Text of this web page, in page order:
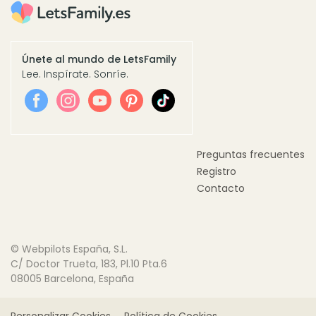
Únete al mundo de LetsFamily
Lee. Inspírate. Sonríe.
Preguntas frecuentes
Registro
Contacto
© Webpilots España, S.L.
C/ Doctor Trueta, 183, Pl.10 Pta.6
08005 Barcelona, España